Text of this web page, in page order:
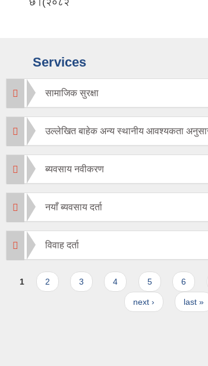
Services
सामाजिक सुरक्षा
उल्लेखित बाहेक अन्य स्थानीय आवश्यकता
ब्यवसाय नवीकरण
नयाँ ब्यवसाय दर्ता
विवाह दर्ता
Pages
1 2 3 4 5 6
next › last »